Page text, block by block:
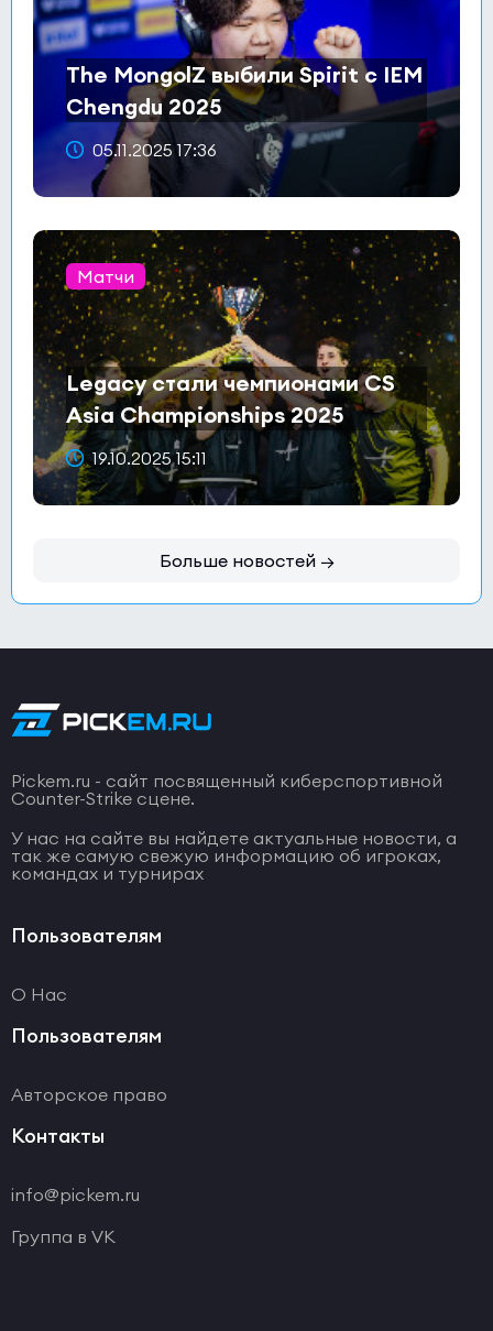
The MongolZ выбили Spirit с IEM
Chengdu 2025
05.11.2025 17:36
Матчи
Legacy стали чемпионами CS
Asia Championships 2025
19.10.2025 15:11
Больше новостей →
Pickem.ru - сайт посвященный киберспортивной
Counter-Strike сцене.
У нас на сайте вы найдете актуальные новости, а
так же самую свежую информацию об игроках,
командах и турнирах
Пользователям
О Нас
Пользователям
Авторское право
Контакты
info@pickem.ru
Группа в VK